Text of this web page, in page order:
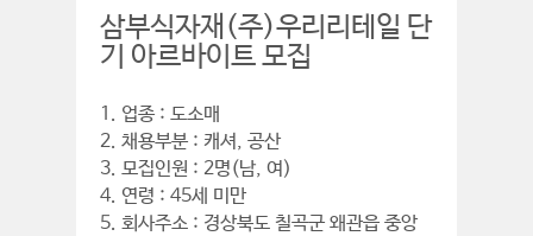
삼부식자재(주)우리리테일 단
기 아르바이트 모집
1. 업종 : 도소매
2. 채용부분 : 캐셔, 공산
3. 모집인원 : 2명(남, 여)
4. 연령 : 45세 미만
5. 회사주소 : 경상북도 칠곡군 왜관읍 중앙